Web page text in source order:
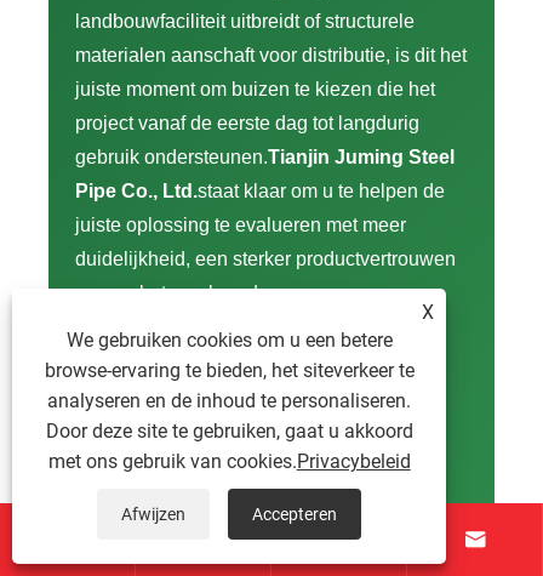
landbouwfaciliteit uitbreidt of structurele
materialen aanschaft voor distributie, is dit het
juiste moment om buizen te kiezen die het
project vanaf de eerste dag tot langdurig
gebruik ondersteunen.Tianjin Juming Steel
Pipe Co., Ltd.staat klaar om u te helpen de
juiste oplossing te evalueren met meer
duidelijkheid, een sterker productvertrouwen
en een betrouwbaardere
Of u nu praktische begeleiding bij
specificaties, stabiele inkoop voor
nabestellingen of een vertrouwde
volgende kasstructuur,neem contact met
 
X
We gebruiken cookies om u een betere
browse-ervaring te bieden, het siteverkeer te
analyseren en de inhoud te personaliseren.
Door deze site te gebruiken, gaat u akkoord
met ons gebruik van cookies.Privacybeleid
Afwijzen Accepteren